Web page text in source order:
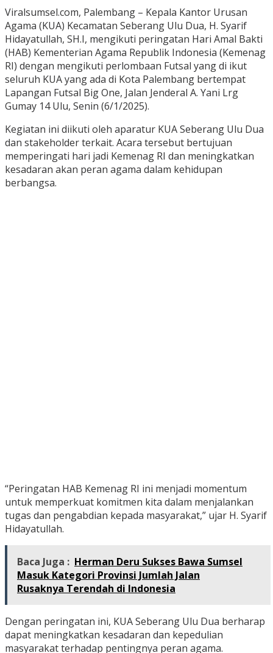
Viralsumsel.com, Palembang – Kepala Kantor Urusan
Agama (KUA) Kecamatan Seberang Ulu Dua, H. Syarif
Hidayatullah, SH.I, mengikuti peringatan Hari Amal Bakti
(HAB) Kementerian Agama Republik Indonesia (Kemenag
RI) dengan mengikuti perlombaan Futsal yang di ikut
seluruh KUA yang ada di Kota Palembang bertempat
Lapangan Futsal Big One, Jalan Jenderal A. Yani Lrg
Gumay 14 Ulu, Senin (6/1/2025).
Kegiatan ini diikuti oleh aparatur KUA Seberang Ulu Dua
dan stakeholder terkait. Acara tersebut bertujuan
memperingati hari jadi Kemenag RI dan meningkatkan
kesadaran akan peran agama dalam kehidupan
berbangsa.
“Peringatan HAB Kemenag RI ini menjadi momentum
untuk memperkuat komitmen kita dalam menjalankan
tugas dan pengabdian kepada masyarakat,” ujar H. Syarif
Hidayatullah.
Baca Juga : Herman Deru Sukses Bawa Sumsel
Masuk Kategori Provinsi Jumlah Jalan
Rusaknya Terendah di Indonesia
Dengan peringatan ini, KUA Seberang Ulu Dua berharap
dapat meningkatkan kesadaran dan kepedulian
masyarakat terhadap pentingnya peran agama.